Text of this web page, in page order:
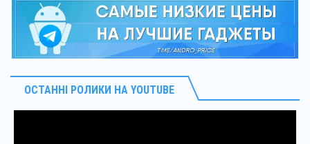
ОСТАННІ РОЛИКИ НА YOUTUBE